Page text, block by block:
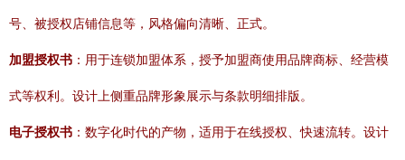
号、被授权店铺信息等，风格偏向清晰、正式。
加盟授权书 ：用于连锁加盟体系，授予加盟商使用品牌商标、经营模
式等权利。设计上侧重品牌形象展示与条款明细排版。
电子授权书 ：数字化时代的产物，适用于在线授权、快速流转。设计